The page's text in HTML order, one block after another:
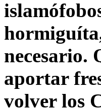
necesario.
aportar
volver los